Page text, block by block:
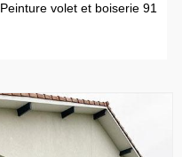
Peinture volet et boiserie 91